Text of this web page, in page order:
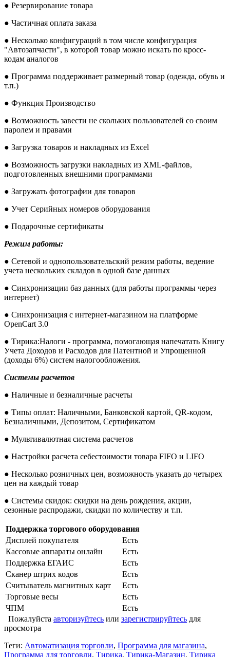
● Резервирование товара
● Частичная оплата заказа
● Несколько конфигураций в том числе конфигурация
"Автозапчасти", в которой товар можно искать по кросс-
кодам аналогов
● Программа поддерживает размерный товар (одежда, обувь и
т.п.)
● Функция Производство
● Возможность завести не скольких пользователей со своим
паролем и правами
● Загрузка товаров и накладных из Excel
● Возможность загрузки накладных из XML-файлов,
подготовленных внешними программами
● Загружать фотографии для товаров
● Учет Серийных номеров оборудования
● Подарочные сертификаты
Режим работы:
● Сетевой и однопользовательский режим работы, ведение
учета нескольких складов в одной базе данных
● Синхронизации баз данных (для работы программы через
интернет)
● Синхронизация с интернет-магазином на платформе
OpenCart 3.0
● Тирика:Налоги - программа, помогающая напечатать Книгу
Учета Доходов и Расходов для Патентной и Упрощенной
(доходы 6%) систем налогообложения.
Системы расчетов
● Наличные и безналичные расчеты
● Типы оплат: Наличными, Банковской картой, QR-кодом,
Безналичными, Депозитом, Сертификатом
● Мультивалютная система расчетов
● Настройки расчета себестоимости товара FIFO и LIFO
● Несколько розничных цен, возможность указать до четырех
цен на каждый товар
● Системы скидок: скидки на день рождения, акции,
сезонные распродажи, скидки по количеству и т.п.
Поддержка торгового оборудования
Дисплей покупателя
Есть
Кассовые аппараты онлайн
Есть
Поддержка ЕГАИС
Есть
Сканер штрих кодов
Есть
Считыватель магнитных карт
Есть
Торговые весы
Есть
ЧПМ
Есть
Пожалуйста авторизуйтесь или зарегистрируйтесь для
просмотра
Теги: Автоматизация торговли, Программа для магазина,
Программа для торговли, Тирика, Тирика-Магазин, Тирика